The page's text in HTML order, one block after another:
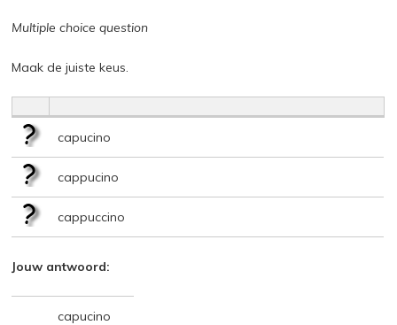
Multiple choice question
Maak de juiste keus.
capucino
cappucino
cappuccino
Jouw antwoord:
capucino